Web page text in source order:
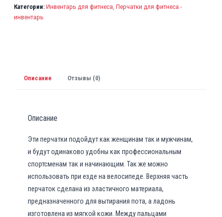
Категории: Инвентарь для фитнеса, Перчатки для фитнеса -
инвентарь
Описание Отзывы (0)
Описание
Эти перчатки подойдут как женщинам так и мужчинам,
и будут одинаково удобны как профессиональным
спортсменам так и начинающим. Так же можно
использовать при езде на велосипеде. Верхняя часть
перчаток сделана из эластичного материала,
предназначенного для вытирания пота, а ладонь
изготовлена из мягкой кожи. Между пальцами